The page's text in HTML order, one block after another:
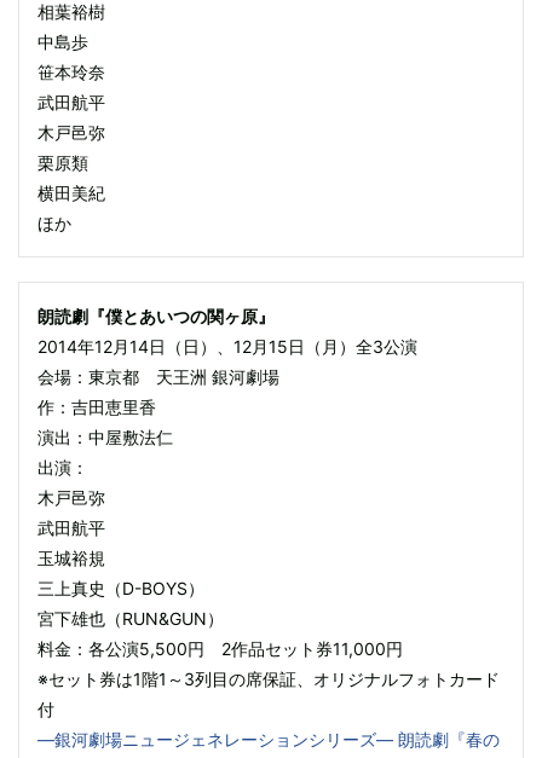
相葉裕樹
中島歩
笹本玲奈
武田航平
木戸邑弥
栗原類
横田美紀
ほか
朗読劇『僕とあいつの関ヶ原』
2014年12月14日（日）、12月15日（月）全3公演
会場：東京都 天王洲 銀河劇場
作：吉田恵里香
演出：中屋敷法仁
出演：
木戸邑弥
武田航平
玉城裕規
三上真史（D-BOYS）
宮下雄也（RUN&GUN）
料金：各公演5,500円 2作品セット券11,000円
※セット券は1階1～3列目の席保証、オリジナルフォトカード
付
―銀河劇場ニュージェネレーションシリーズ― 朗読劇『春の